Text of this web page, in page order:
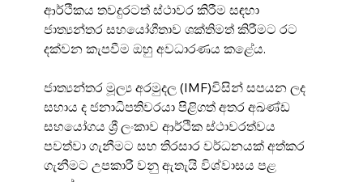
ආර්ථිකය තවදුරටත් ස්ථාවර කිරීම සඳහා
ජාත්‍යන්තර සහයෝගීතාව ශක්තිමත් කිරීමට රට
දක්වන කැපවීම ඔහු අවධාරණය කළේය.
ජාත්‍යන්තර මූල්‍ය අරමුදල (IMF)විසින් සපයන ලද
සහාය ද ජනාධිපතිවරයා පිළිගත් අතර අඛණ්ඩ
සහයෝගය ශ්‍රී ලංකාව ආර්ථික ස්ථාවරත්වය
පවත්වා ගැනීමට සහ තිරසාර වර්ධනයක් අත්කර
ගැනීමට උපකාරී වනු ඇතැයි විශ්වාසය පළ